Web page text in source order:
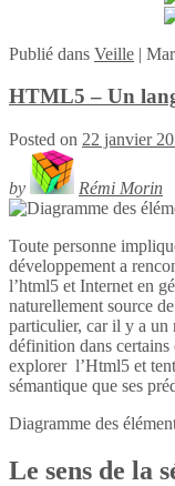
Publié dans Veille |
HTML5 – Un
Posted on 22 janvier
by Rémi Morin
Toute personne
développement a
l’html5 et Internet en
naturellement source
particulier, car il y a un
définition dans certains
explorer l’Html5 et
sémantique que ses
Diagramme des
Le sens de la